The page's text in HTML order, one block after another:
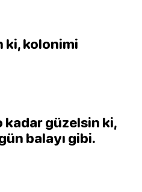
ki, kolonimi
kadar güzelsin ki,
balayı gibi.